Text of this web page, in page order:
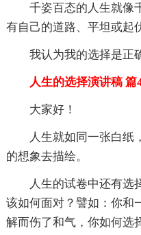
千姿百态的人生就像
有自己的道路、平坦或起
我认为我的选择是正
人生的选择演讲稿 篇
大家好！
人生就如同一张白纸
的想象去描绘。
人生的试卷中还有选
该如何面对？譬如：你和
解而伤了和气，你如何选